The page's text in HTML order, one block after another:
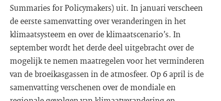
Summaries for Policymakers) uit. In januari verscheen
de eerste samenvatting over veranderingen in het
klimaatsysteem en over de klimaatscenario’s. In
september wordt het derde deel uitgebracht over de
mogelijk te nemen maatregelen voor het verminderen
van de broeikasgassen in de atmosfeer. Op 6 april is de
samenvatting verschenen over de mondiale en